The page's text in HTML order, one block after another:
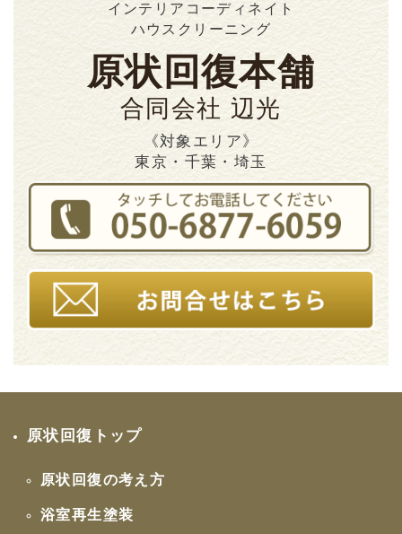
インテリアコーディネイト
ハウスクリーニング
原状回復本舗
合同会社 辺光
《対象エリア》
東京・千葉・埼玉
原状回復トップ
原状回復の考え方
浴室再生塗装